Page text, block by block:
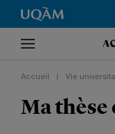
Accueil Vie
Ma thèse